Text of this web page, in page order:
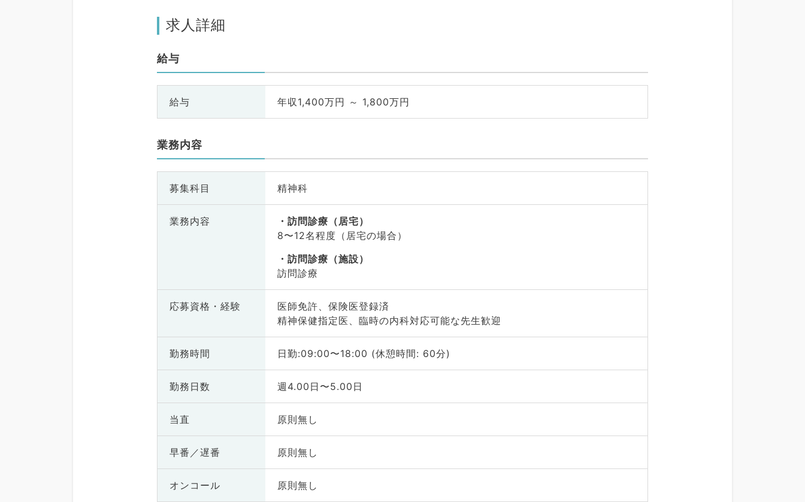
求人詳細
給与
給与 年収1,400万円 ～ 1,800万円
業務内容
募集科目 精神科
業務内容
訪問診療（居宅）
8〜12名程度（居宅の場合）
訪問診療（施設）
訪問診療
応募資格・ 経験
医師免許、保険医登録済
精神保健指定医、臨時の内科対応可能な先生歓迎
勤務時間 日勤:09:00〜18:00 (休憩時間: 60分)
勤務日数 週4.00日〜5.00日
当直 原則無し
早番／遅番 原則無し
オンコール 原則無し